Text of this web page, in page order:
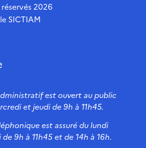
2026
SICTIAM
est ouvert au public
et jeudi de 9h à 11h45.
est assuré du lundi
9h à 11h45 et de 14h à 16h.